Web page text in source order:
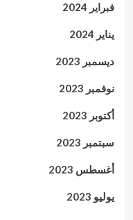
فبراير 2024
يناير 2024
ديسمبر 2023
نوفمبر 2023
أكتوبر 2023
سبتمبر 2023
أغسطس 2023
يوليو 2023